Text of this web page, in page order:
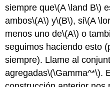
siempre que\(A \land B\)
ambos\(A\) y\(B\), si\(A
menos uno de\(A\) o
seguimos haciendo esto
siempre). Llame al
agregadas\(\Gamma^*\).